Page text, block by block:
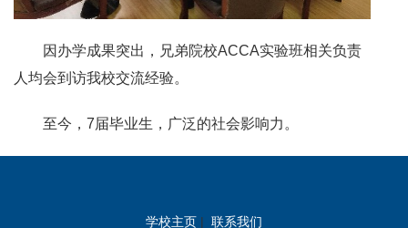
因办学成果突出，兄弟院校ACCA实验班相关负责
人均会到访我校交流经验。
至今，7届毕业生，广泛的社会影响力。
学校主页 | 联系我们